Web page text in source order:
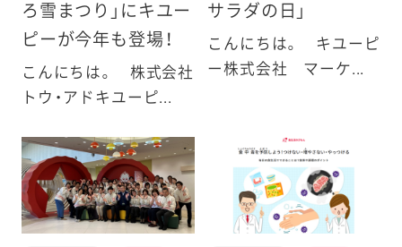
ろ雪まつり」にキユー
ピーが今年も登場！
こんにちは。 株式会社
トウ・アドキユーピ...
サラダの日」
こんにちは。 キユーピ
ー株式会社 マーケ...